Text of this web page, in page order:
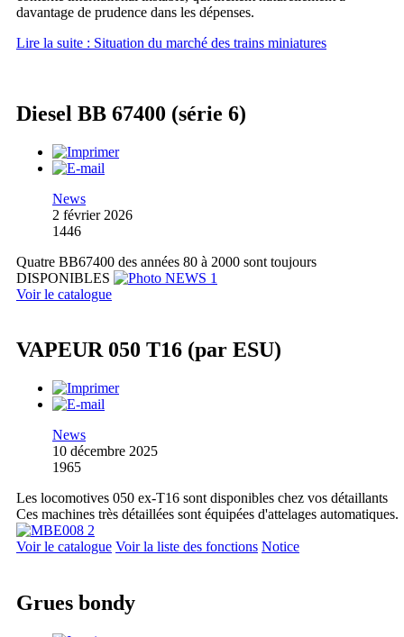
davantage de prudence dans les dépenses.
Lire la suite : Situation du marché des trains miniatures
Diesel BB 67400 (série 6)
News
2 février 2026
1446
Quatre BB67400 des années 80 à 2000 sont toujours
DISPONIBLES
Voir le catalogue
VAPEUR 050 T16 (par ESU)
News
10 décembre 2025
1965
Les locomotives 050 ex-T16 sont disponibles chez vos détaillants
Ces machines très détaillées sont équipées d'attelages automatiques.
Voir le catalogue Voir la liste des fonctions Notice
Grues bondy